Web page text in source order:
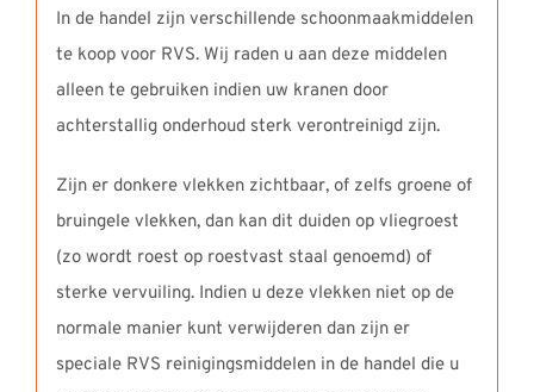
In de handel zijn verschillende schoonmaakmiddelen
te koop voor RVS. Wij raden u aan deze middelen
alleen te gebruiken indien uw kranen door
achterstallig onderhoud sterk verontreinigd zijn.
Zijn er donkere vlekken zichtbaar, of zelfs groene of
bruingele vlekken, dan kan dit duiden op vliegroest
(zo wordt roest op roestvast staal genoemd) of
sterke vervuiling. Indien u deze vlekken niet op de
normale manier kunt verwijderen dan zijn er
speciale RVS reinigingsmiddelen in de handel die u